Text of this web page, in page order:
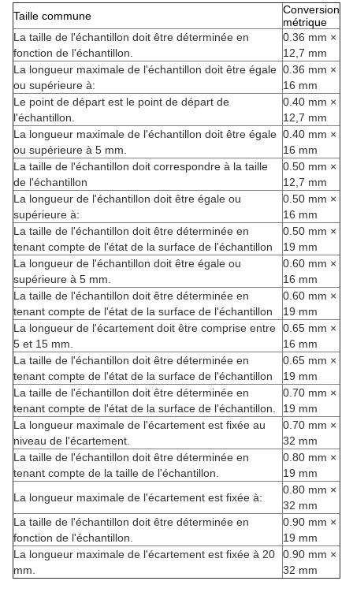
Taille commune
Conversion
métrique
La taille de l'échantillon doit être déterminée en
fonction de l'échantillon.
0.36 mm ×
12,7 mm
La longueur maximale de l'échantillon doit être égale
ou supérieure à:
0.36 mm ×
16 mm
Le point de départ est le point de départ de
l'échantillon.
0.40 mm ×
12,7 mm
La longueur maximale de l'échantillon doit être égale
ou supérieure à 5 mm.
0.40 mm ×
16 mm
La taille de l'échantillon doit correspondre à la taille
de l'échantillon
0.50 mm ×
12,7 mm
La longueur de l'échantillon doit être égale ou
supérieure à:
0.50 mm ×
16 mm
La taille de l'échantillon doit être déterminée en
tenant compte de l'état de la surface de l'échantillon
0.50 mm ×
19 mm
La longueur de l'échantillon doit être égale ou
supérieure à 5 mm.
0.60 mm ×
16 mm
La taille de l'échantillon doit être déterminée en
tenant compte de l'état de la surface de l'échantillon
0.60 mm ×
19 mm
La longueur de l'écartement doit être comprise entre
5 et 15 mm.
0.65 mm ×
16 mm
La taille de l'échantillon doit être déterminée en
tenant compte de l'état de la surface de l'échantillon
0.65 mm ×
19 mm
La taille de l'échantillon doit être déterminée en
tenant compte de l'état de la surface de l'échantillon.
0.70 mm ×
19 mm
La longueur maximale de l'écartement est fixée au
niveau de l'écartement.
0.70 mm ×
32 mm
La taille de l'échantillon doit être déterminée en
tenant compte de la taille de l'échantillon.
0.80 mm ×
19 mm
La longueur maximale de l'écartement est fixée à:
0.80 mm ×
32 mm
La taille de l'échantillon doit être déterminée en
fonction de l'échantillon.
0.90 mm ×
19 mm
La longueur maximale de l'écartement est fixée à 20
mm.
0.90 mm ×
32 mm